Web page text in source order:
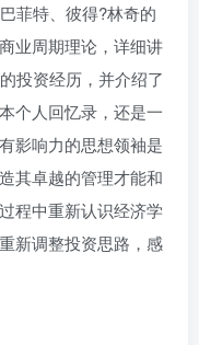
菲特、彼得?林奇的
业周期理论，详细讲
投资经历，并介绍了
个人回忆录，还是一
影响力的思想领袖是
其卓越的管理才能和
程中重新认识经济学
新调整投资思路，感